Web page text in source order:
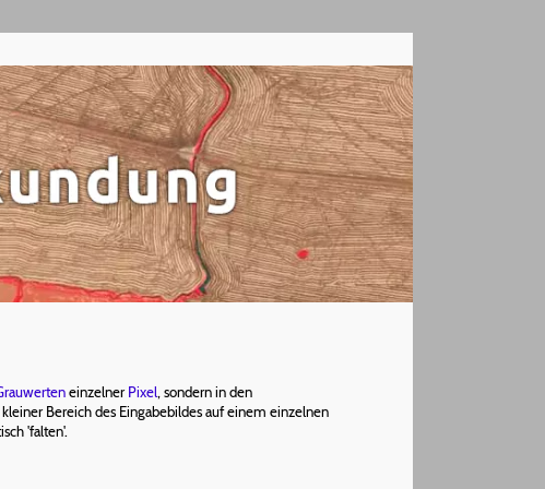
einzelnerPixel, sondern in den
Bereich des Eingabebildes auf einem einzelnen
'falten'.